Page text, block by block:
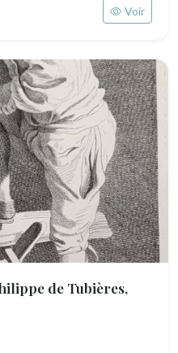
Voir
de Tubières,